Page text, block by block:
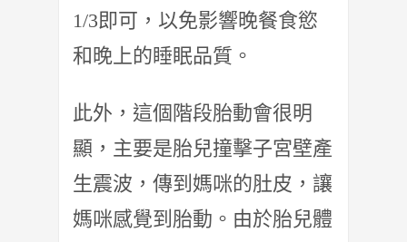
1/3即可， 以免影響晚餐食慾
和晚上的睡眠品質。
此外，這個階段胎動會很明
顯，主要是胎兒撞擊子宮壁產
生震波， 傳到媽咪的肚皮，讓
媽咪感覺到胎動。由於胎兒體